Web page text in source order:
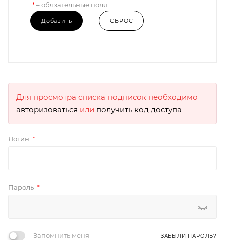
* – обязательные поля
Для просмотра списка подписок необходимо
авторизоваться или получить код доступа
Логин *
Пароль *
Запомнить меня ЗАБЫЛИ ПАРОЛЬ?